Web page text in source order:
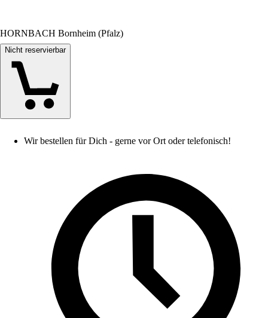
HORNBACH Bornheim (Pfalz)
Nicht reservierbar
Wir bestellen für Dich - gerne vor Ort oder telefonisch!